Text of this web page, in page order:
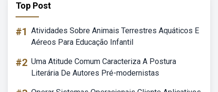
Top Post
#1 Atividades Sobre Animais Terrestres Aquáticos E
Aéreos Para Educação Infantil
#2 Uma Atitude Comum Caracteriza A Postura
Literária De Autores Pré-modernistas